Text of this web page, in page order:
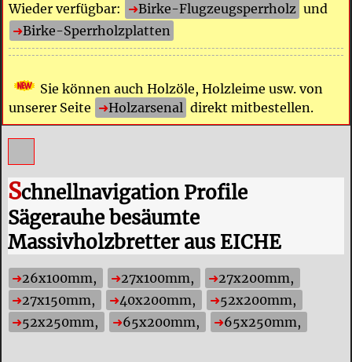
Wieder verfügbar: Birke-Flugzeugsperrholz und
Birke-Sperrholzplatten
Sie können auch Holzöle, Holzleime usw. von
unserer Seite
Holzarsenal direkt mitbestellen.
Schnellnavigation Profile
Sägerauhe besäumte
Massivholzbretter aus EICHE
26x100mm, 27x100mm,
27x200mm,
27x150mm,
40x200mm,
52x200mm,
52x250mm,
65x200mm, 65x250mm,